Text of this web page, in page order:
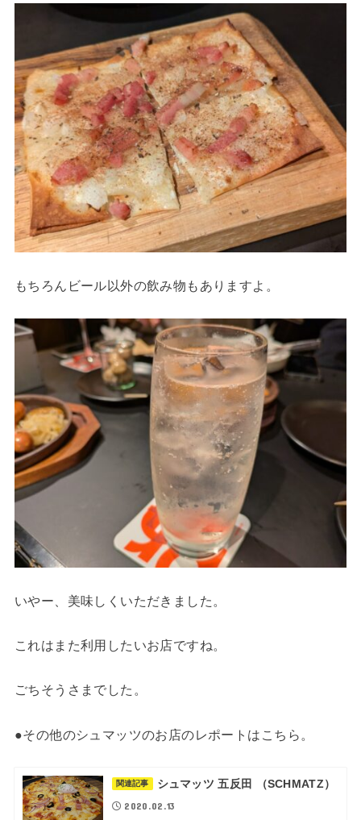
もちろんビール以外の飲み物もありますよ。
いやー、美味しくいただきました。
これはまた利用したいお店ですね。
ごちそうさまでした。
●その他のシュマッツのお店のレポートはこちら。
関連記事 シュマッツ 五反田 （SCHMATZ）
2020.02.13